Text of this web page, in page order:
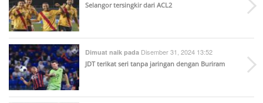
Selangor tersingkir dari ACL2
Dimuat naik pada Disember 31, 2024 13:52
JDT terikat seri tanpa jaringan dengan Buriram